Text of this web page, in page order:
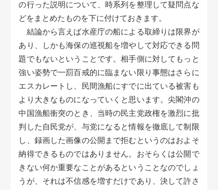
の行った説明について、時系列を整理して疑問点な
どをまとめたものを下に付けておきます。
結論から言えば水産庁の船による取締りは限界が
あり、しかも海保の巡視船を増やして対応できる問
題でもないということです。相手側に対してもっと
強い姿勢で一罰百戒的に臨まない限り事態はさらに
エスカレートし、民間漁船にすでに出ている被害も
より大きなものになっていくと思います。尖閣沖の
中国漁船衝突のとき、当時の民主党政権を激烈に批
判した自民党が、与党になると情報を徹底して制限
し、録画した画像の公開まで拒むというのはおよそ
納得できるものではありません。おそらくは公開で
きない何か重要なことがあるということなのでしょ
うが、それは不信感を増すだけであり、決して許さ